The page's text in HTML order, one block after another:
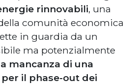
rinnovabili, una
comunità economica
in guardia da un
ma potenzialmente
mancanza di una
il phase-out dei